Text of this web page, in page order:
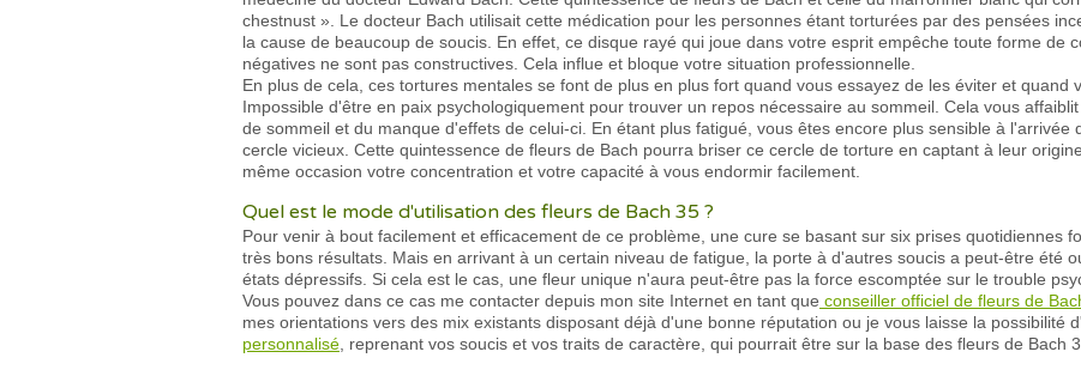
chestnust ». Le docteur Bach utilisait cette médication pour les personnes étant torturées par des pensées
la cause de beaucoup de soucis. En effet, ce disque rayé qui joue dans votre esprit empêche toute forme de
négatives ne sont pas constructives. Cela influe et bloque votre situation professionnelle.
En plus de cela, ces tortures mentales se font de plus en plus fort quand vous essayez de les éviter et quand
Impossible d'être en paix psychologiquement pour trouver un repos nécessaire au sommeil. Cela vous
de sommeil et du manque d'effets de celui-ci. En étant plus fatigué, vous êtes encore plus sensible à l'arrivée
cercle vicieux. Cette quintessence de fleurs de Bach pourra briser ce cercle de torture en captant à leur
même occasion votre concentration et votre capacité à vous endormir facilement.
Quel est le mode d'utilisation des fleurs de Bach 35 ?
Pour venir à bout facilement et efficacement de ce problème, une cure se basant sur six prises quotidiennes
très bons résultats. Mais en arrivant à un certain niveau de fatigue, la porte à d'autres soucis a peut-être été
états dépressifs. Si cela est le cas, une fleur unique n'aura peut-être pas la force escomptée sur le trouble
Vous pouvez dans ce cas me contacter depuis mon site Internet en tant que conseiller officiel de fleurs de
mes orientations vers des mix existants disposant déjà d'une bonne réputation ou je vous laisse la possibilité
personnalisé , reprenant vos soucis et vos traits de caractère, qui pourrait être sur la base des fleurs de Bach